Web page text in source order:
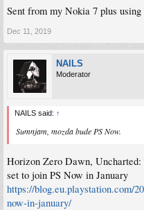
Sent from my Nokia 7 plus using
Dec 11, 2019
NAILS
Moderator
NAILS said: ↑
Sumnjam, mozda bude PS Now.
Horizon Zero Dawn,
set to join PS Now in January
https://blog.eu.playstation.com/
now-in-january/